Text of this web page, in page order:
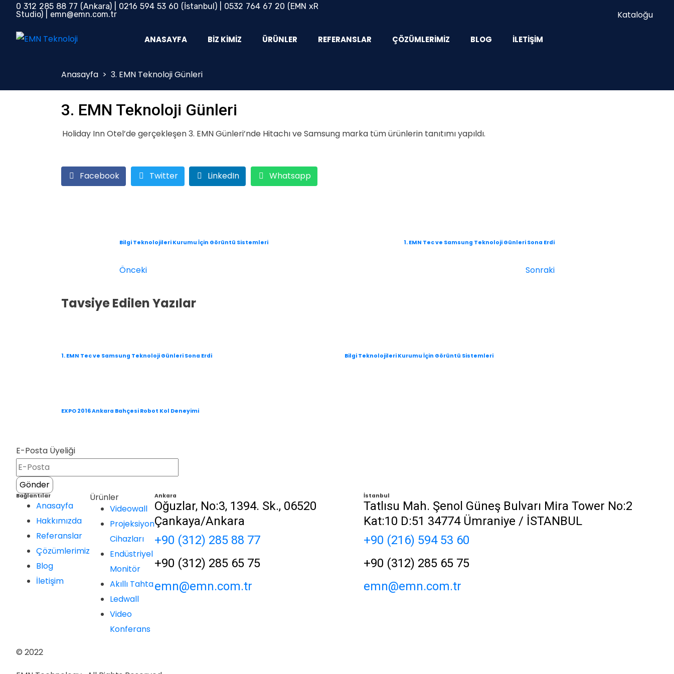
0 312 285 88 77 (Ankara) | 0216 594 53 60 (İstanbul) | 0532 764 67 20 (EMN xR
Studio) | emn@emn.com.tr Kataloğu
ANASAYFA BIZ KIMIZ ÜRÜNLER REFERANSLAR ÇÖZÜMLERIMIZ BLOG İLETIŞIM
Anasayfa > 3. EMN Teknoloji Günleri
3. EMN Teknoloji Günleri
Holiday Inn Otel’de gerçekleşen 3. EMN Günleri’nde Hitachı ve Samsung marka tüm ürünlerin tanıtımı yapıldı.
Facebook Twitter LinkedIn Whatsapp
Bilgi Teknolojileri Kurumu İçin Görüntü Sistemleri
Önceki
1. EMN Tec ve Samsung Teknoloji Günleri Sona Erdi
Sonraki
Tavsiye Edilen Yazılar
1. EMN Tec ve Samsung Teknoloji Günleri Sona Erdi Bilgi Teknolojileri Kurumu İçin Görüntü Sistemleri
EXPO 2016 Ankara Bahçesi Robot Kol Deneyimi
E-Posta Üyeliği
Gönder
Bağlantılar
Anasayfa
Hakkımızda
Referanslar
Çözümlerimiz
Blog
İletişim
Ürünler
Videowall
Projeksiyon
Cihazları
Endüstriyel
Monitör
Akıllı Tahta
Ledwall
Video
Konferans
Ankara
Oğuzlar, No:3, 1394. Sk., 06520
Çankaya/Ankara
+90 (312) 285 88 77
+90 (312) 285 65 75
emn@emn.com.tr
İstanbul
Tatlısu Mah. Şenol Güneş Bulvarı Mira Tower No:2
Kat:10 D:51 34774 Ümraniye / İSTANBUL
+90 (216) 594 53 60
+90 (312) 285 65 75
emn@emn.com.tr
© 2022